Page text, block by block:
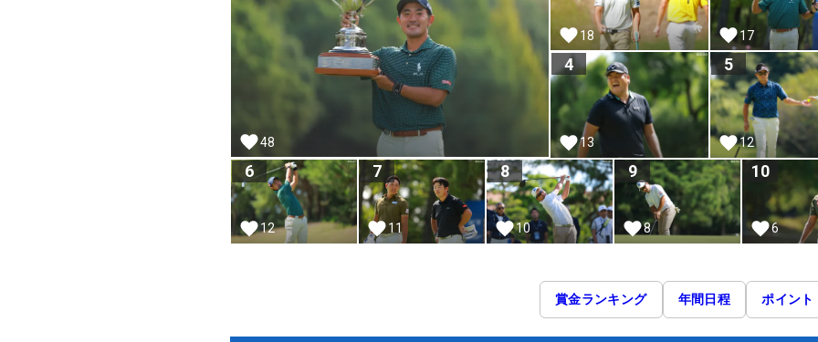
48
18 17
4
13
5
12
6
12
7
11
8
10
9
8
10
6
賞金ランキング 年間日程 ポイント